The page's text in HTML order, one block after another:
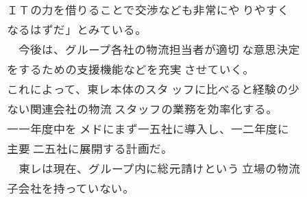
ＩＴの力を借りることで交渉なども非常にや りやすく
なるはずだ」とみている。
今後は、グループ各社の物流担当者が適切 な意思決定
をするための支援機能などを充実 させていく。
これによって、東レ本体のスタ ッフに比べると経験の少
ない関連会社の物流 スタッフの業務を効率化する。
一一年度中を メドにまず一五社に導入し、一二年度に
主要 二五社に展開する計画だ。
東レは現在、グループ内に総元請けという 立場の物流
子会社を持っていない。